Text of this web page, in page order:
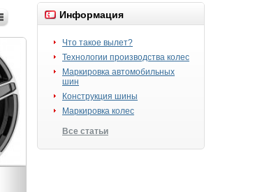
Информация
Что такое вылет?
Технологии производства колес
Маркировка автомобильных
шин
Конструкция шины
Маркировка колес
Все статьи